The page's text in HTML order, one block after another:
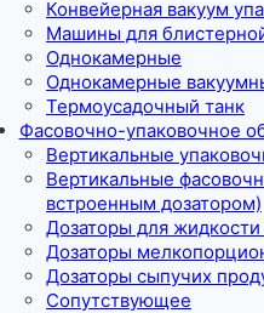
Конвейерная вакуум
Машины для
Однокамерные
Однокамерные
Термоусадочный танк
Фасовочно-упаковочное
Вертикальные
Вертикальные
встроенным дозатором)
Дозаторы для
Дозаторы
Дозаторы сыпучих
Сопутствующее